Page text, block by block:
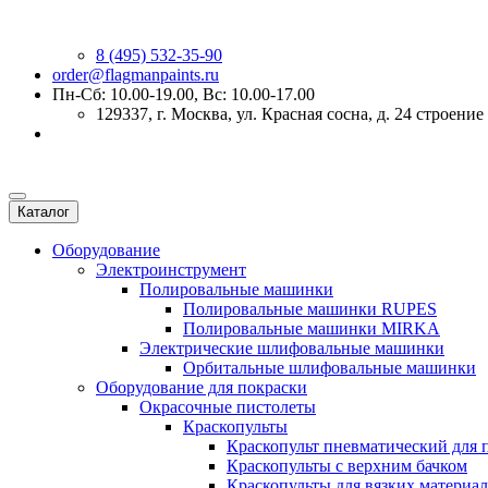
8 (495) 532-35-90
order@flagmanpaints.ru
Пн-Сб: 10.00-19.00, Вс: 10.00-17.00
129337, г. Москва, ул. Красная сосна, д. 24 строение
Каталог
Оборудование
Электроинструмент
Полировальные машинки
Полировальные машинки RUPES
Полировальные машинки MIRKA
Электрические шлифовальные машинки
Орбитальные шлифовальные машинки
Оборудование для покраски
Окрасочные пистолеты
Краскопульты
Краскопульт пневматический для
Краскопульты с верхним бачком